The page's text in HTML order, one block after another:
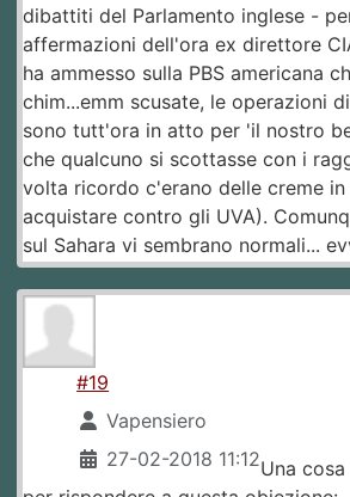
dibattiti del Parlamento inglese -
affermazioni dell'ora ex direttore
ha ammesso sulla PBS americana
chim...emm scusate, le operazioni
sono tutt'ora in atto per 'il nostro
che qualcuno si scottasse con i
volta ricordo c'erano delle creme in
acquistare contro gli UVA).
sul Sahara vi sembrano normali...
#19
Vapensiero
27-02-2018 11:12Una